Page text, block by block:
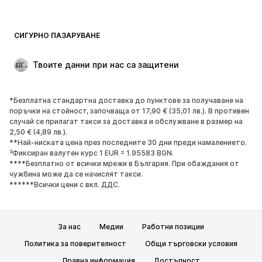
СИГУРНО ПАЗАРУВАНЕ
Твоите данни при нас са защитени
*Безплатна стандартна доставка до пунктове за получаване на
поръчки на стойност, започваща от 17,90 € (35,01 лв.). В противен
случай се прилагат такси за доставка и обслужване в размер на
2,50 € (4,89 лв.).
**Най-ниската цена през последните 30 дни преди намалението.
³Фиксиран валутен курс 1 EUR = 1.95583 BGN.
****Безплатно от всички мрежи в България. При обаждания от
чужбина може да се начислят такси.
******Всички цени с вкл. ДДС.
За нас Медии
Работни позиции
Политика за поверителност
Общи търговски условия